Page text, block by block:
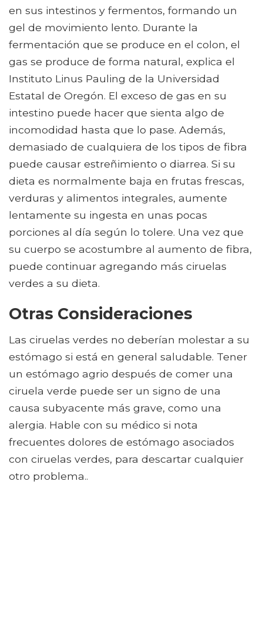
en sus intestinos y fermentos, formando un
gel de movimiento lento. Durante la
fermentación que se produce en el colon, el
gas se produce de forma natural, explica el
Instituto Linus Pauling de la Universidad
Estatal de Oregón. El exceso de gas en su
intestino puede hacer que sienta algo de
incomodidad hasta que lo pase. Además,
demasiado de cualquiera de los tipos de fibra
puede causar estreñimiento o diarrea. Si su
dieta es normalmente baja en frutas frescas,
verduras y alimentos integrales, aumente
lentamente su ingesta en unas pocas
porciones al día según lo tolere. Una vez que
su cuerpo se acostumbre al aumento de fibra,
puede continuar agregando más ciruelas
verdes a su dieta.
Otras Consideraciones
Las ciruelas verdes no deberían molestar a su
estómago si está en general saludable. Tener
un estómago agrio después de comer una
ciruela verde puede ser un signo de una
causa subyacente más grave, como una
alergia. Hable con su médico si nota
frecuentes dolores de estómago asociados
con ciruelas verdes, para descartar cualquier
otro problema..